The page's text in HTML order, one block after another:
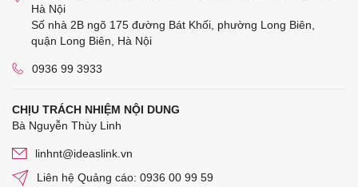
Hà Nội
Số nhà 2B ngõ 175 đường Bát Khối, phường Long Biên,
quận Long Biên, Hà Nội
0936 99 3933
CHỊU TRÁCH NHIỆM NỘI DUNG
Bà Nguyễn Thùy Linh
linhnt@ideaslink.vn
Liên hệ Quảng cáo: 0936 00 99 59